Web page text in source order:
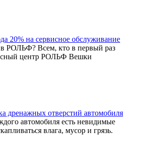
20% на сервисное обслуживание
РОЛЬФ? Всем, кто в первый раз
центр РОЛЬФ Вешки
дренажных отверстий автомобиля
автомобиля есть невидимые
влага, мусор и грязь.